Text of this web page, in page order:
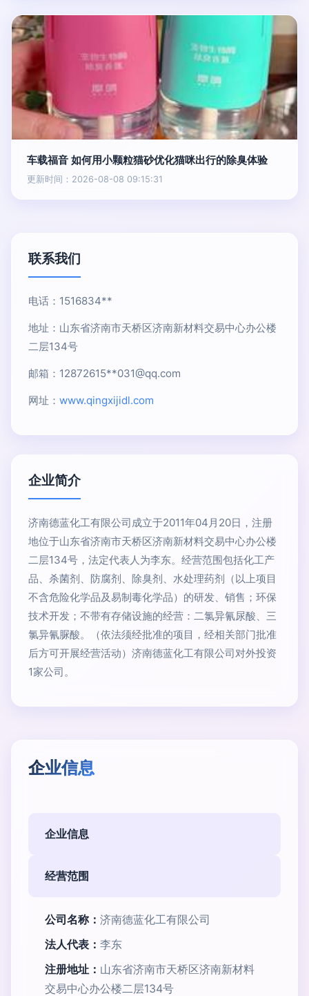
车载福音 如何用小颗粒猫砂优化猫咪出行的除臭体验
更新时间：2026-08-08 09:15:31
联系我们
电话：1516834**
地址：山东省济南市天桥区济南新材料交易中心办公楼
二层134号
邮箱：12872615**031@qq.com
网址： www.qingxijidl.com
企业简介
济南德蓝化工有限公司成立于2011年04月20日，注册
地位于山东省济南市天桥区济南新材料交易中心办公楼
二层134号，法定代表人为李东。经营范围包括化工产
品、杀菌剂、防腐剂、除臭剂、水处理药剂（以上项目
不含危险化学品及易制毒化学品）的研发、销售；环保
技术开发；不带有存储设施的经营：二氯异氰尿酸、三
氯异氰脲酸。（依法须经批准的项目，经相关部门批准
后方可开展经营活动）济南德蓝化工有限公司对外投资
1家公司。
企业信息
企业信息
经营范围
公司名称： 济南德蓝化工有限公司
法人代表： 李东
注册地址： 山东省济南市天桥区济南新材料
交易中心办公楼二层134号